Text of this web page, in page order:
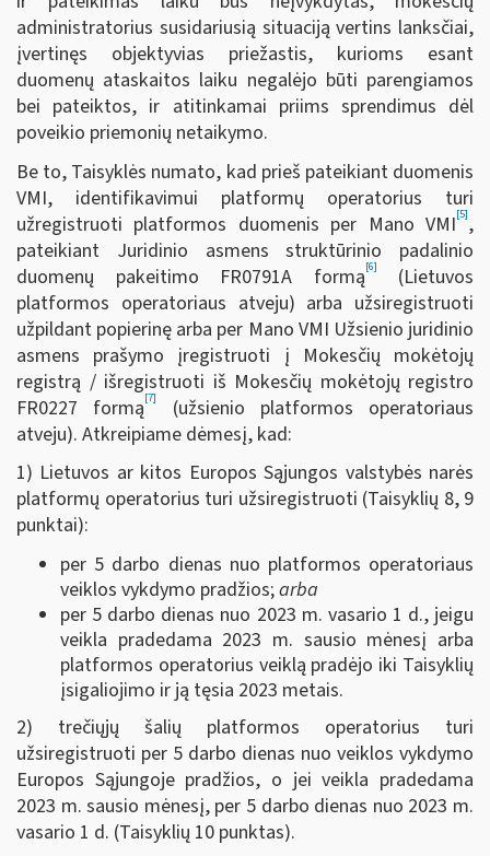
administratorius susidariusią situaciją vertins lanksčiai,
įvertinęs objektyvias priežastis, kurioms esant
duomenų ataskaitos laiku negalėjo būti parengiamos
bei pateiktos, ir atitinkamai priims sprendimus dėl
poveikio priemonių netaikymo.
Be to, Taisyklės numato, kad prieš pateikiant duomenis
VMI, identifikavimui platformų operatorius turi
užregistruoti platformos duomenis per Mano VMI[5],
pateikiant Juridinio asmens struktūrinio padalinio
duomenų pakeitimo FR0791A formą[6]
(Lietuvos
platformos operatoriaus atveju) arba užsiregistruoti
užpildant popierinę arba per Mano VMI Užsienio juridinio
asmens prašymo įregistruoti į Mokesčių mokėtojų
registrą / išregistruoti iš Mokesčių mokėtojų registro
FR0227 formą[7]
(užsienio platformos operatoriaus
atveju). Atkreipiame dėmesį, kad:
1) Lietuvos ar kitos Europos Sąjungos valstybės narės
platformų operatorius turi užsiregistruoti (Taisyklių 8, 9
punktai):
per 5 darbo dienas nuo platformos operatoriaus
veiklos vykdymo pradžios;arba
per 5 darbo dienas nuo 2023 m. vasario 1 d., jeigu
veikla pradedama 2023 m. sausio mėnesį arba
platformos operatorius veiklą pradėjo iki Taisyklių
įsigaliojimo ir ją tęsia 2023 metais.
2) trečiųjų šalių platformos operatorius turi
užsiregistruoti per 5 darbo dienas nuo veiklos vykdymo
Europos Sąjungoje pradžios, o jei veikla pradedama
2023 m. sausio mėnesį, per 5 darbo dienas nuo 2023 m.
vasario 1 d. (Taisyklių 10 punktas).